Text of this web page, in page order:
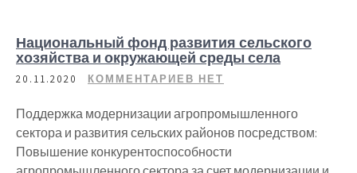
Национальный фонд развития сельского
хозяйства и окружающей среды села
20.11.2020 КОММЕНТАРИЕВ НЕТ
Поддержка модернизации агропромышленного
сектора и развития сельских районов посредством:
Повышение конкурентоспособности